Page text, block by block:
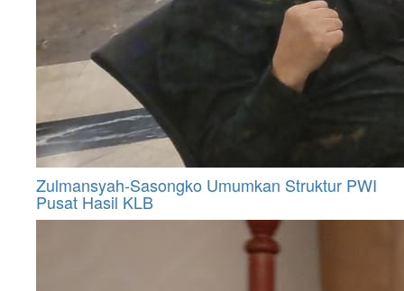
Zulmansyah-Sasongko Umumkan Struktur PWI
Pusat Hasil KLB